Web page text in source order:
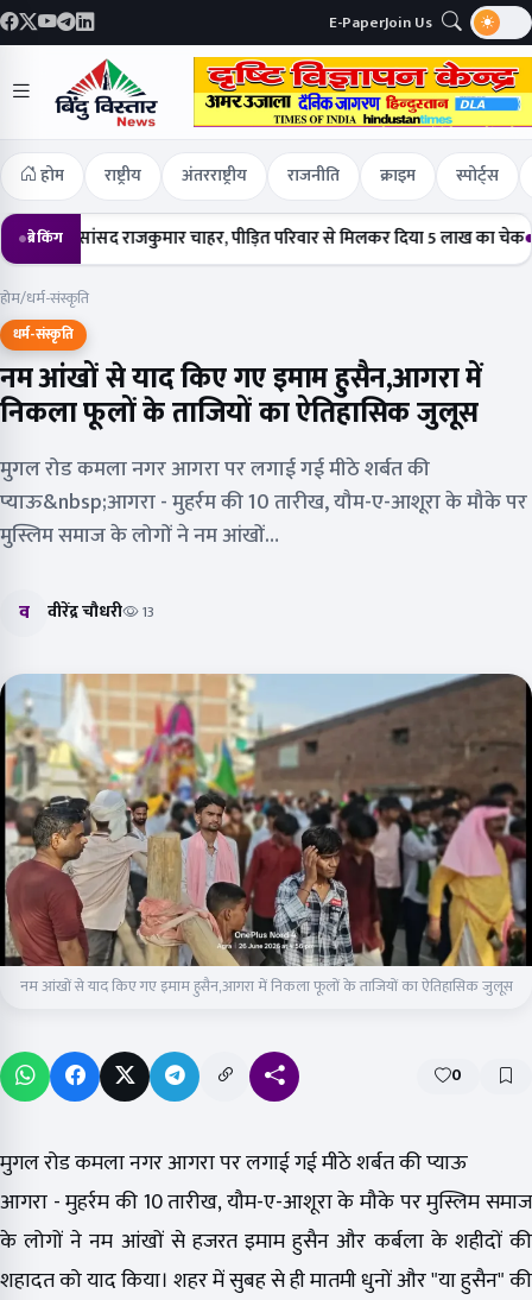
E-PaperJoin Us
होम राष्ट्रीय अंतरराष्ट्रीय राजनीति क्राइम स्पोर्ट्स
ब्रेकिंग
सांसद राजकुमार चाहर, पीड़ित परिवार से मिलकर दिया 5 लाख का चेक
होम/धर्म-संस्कृति
धर्म-संस्कृति
नम आंखों से याद किए गए इमाम हुसैन,आगरा में
निकला फूलों के ताजियों का ऐतिहासिक जुलूस
मुगल रोड कमला नगर आगरा पर लगाई गई मीठे शर्बत की
प्याऊ&nbsp;आगरा - मुहर्रम की 10 तारीख, यौम-ए-आशूरा के मौके पर
मुस्लिम समाज के लोगों ने नम आंखों…
व वीरेंद्र चौधरी 13
नम आंखों से याद किए गए इमाम हुसैन,आगरा में निकला फूलों के ताजियों का ऐतिहासिक जुलूस
0
मुगल रोड कमला नगर आगरा पर लगाई गई मीठे शर्बत की प्याऊ
आगरा - मुहर्रम की 10 तारीख, यौम-ए-आशूरा के मौके पर मुस्लिम समाज
के लोगों ने नम आंखों से हजरत इमाम हुसैन और कर्बला के शहीदों की
शहादत को याद किया। शहर में सुबह से ही मातमी धुनों और "या हुसैन" की